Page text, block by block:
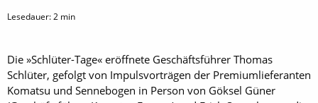
Lesedauer:2 min
Die »Schlüter-Tage« eröffnete Geschäftsführer Thomas
Schlüter, gefolgt von Impulsvorträgen der Premiumlieferanten
Komatsu und Senne­bogen in Person von Göksel Güner